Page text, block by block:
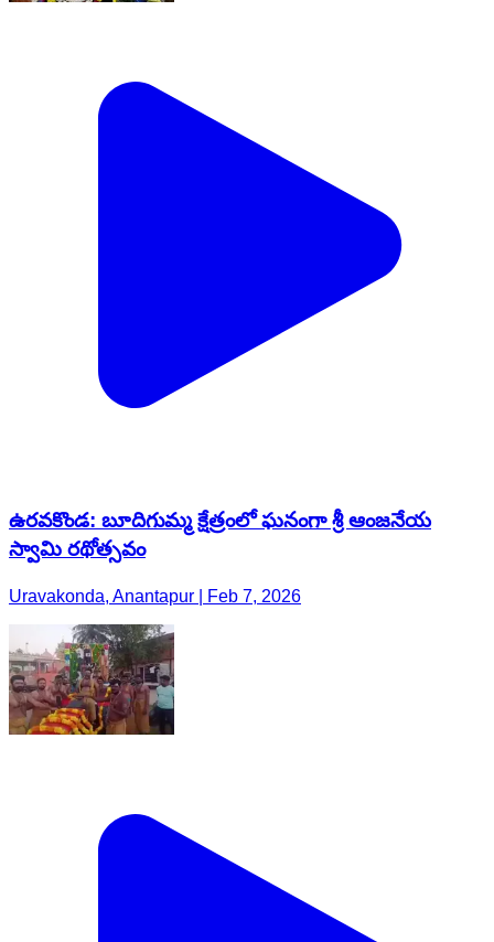
ఉరవకొండ: బూదిగుమ్మ క్షేత్రంలో ఘనంగా శ్రీ ఆంజనేయ
స్వామి రథోత్సవం
Uravakonda, Anantapur | Feb 7, 2026